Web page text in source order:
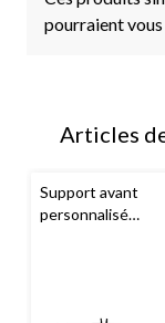
pourraient
Articles
Support avant
personnalisé